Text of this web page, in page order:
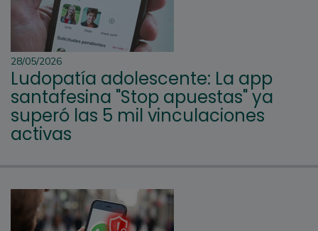
28/05/2026
Ludopatía adolescente: La app
santafesina "Stop apuestas" ya
superó las 5 mil vinculaciones
activas